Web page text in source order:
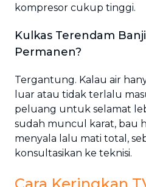
kompresor cukup tinggi.
Kulkas Terendam
Permanen?
Tergantung. Kalau air
luar atau tidak terlalu
peluang untuk selamat
sudah muncul karat, bau
menyala lalu mati total,
konsultasikan ke teknisi.